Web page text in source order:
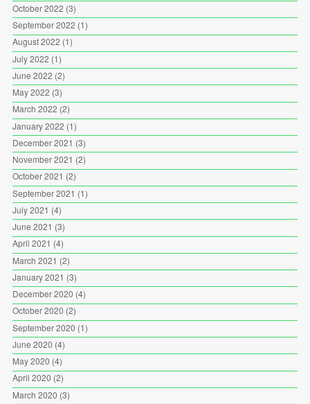
October 2022 (3)
September 2022 (1)
August 2022 (1)
July 2022 (1)
June 2022 (2)
May 2022 (3)
March 2022 (2)
January 2022 (1)
December 2021 (3)
November 2021 (2)
October 2021 (2)
September 2021 (1)
July 2021 (4)
June 2021 (3)
April 2021 (4)
March 2021 (2)
January 2021 (3)
December 2020 (4)
October 2020 (2)
September 2020 (1)
June 2020 (4)
May 2020 (4)
April 2020 (2)
March 2020 (3)